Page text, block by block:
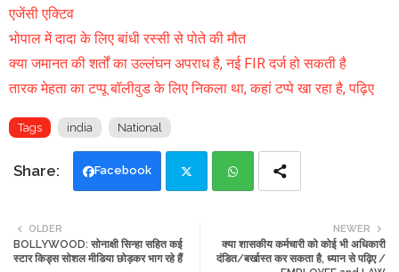
एजेंसी एक्टिव
भोपाल में दादा के लिए बांधी रस्सी से पोते की मौत
क्या जमानत की शर्तों का उल्लंघन अपराध है, नई FIR दर्ज हो सकती है
तारक मेहता का टप्पू बॉलीवुड के लिए निकला था, कहां टप्पे खा रहा है, पढ़िए
Tags india National
Facebook
tte ats
NEWER
क्या शासकीय कर्मचारी को कोई भी अधिकारी
दंडित/बर्खास्त कर सकता है, ध्यान से पढ़िए /
OLDER
BOLLYWOOD: सोनाक्षी सिन्हा सहित कई
स्टार किड्स सोशल मीडिया छोड़कर भाग रहे हैं